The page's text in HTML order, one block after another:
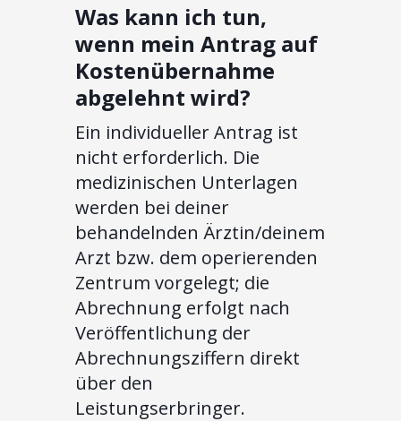
Was kann ich tun,
wenn mein Antrag auf
Kostenübernahme
abgelehnt wird?
Ein individueller Antrag ist
nicht erforderlich. Die
medizinischen Unterlagen
werden bei deiner
behandelnden Ärztin/deinem
Arzt bzw. dem operierenden
Zentrum vorgelegt; die
Abrechnung erfolgt nach
Veröffentlichung der
Abrechnungsziffern direkt
über den
Leistungserbringer.